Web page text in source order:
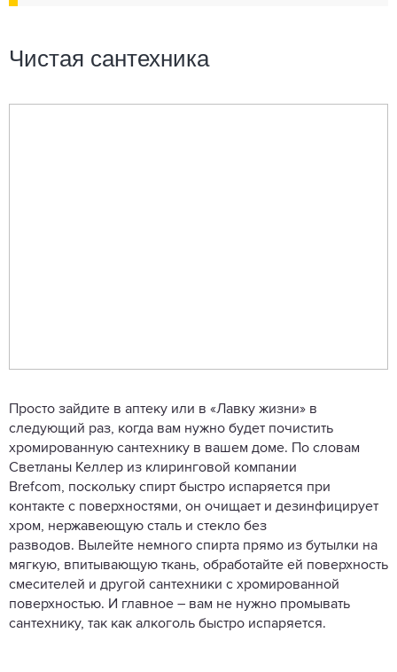
Чистая сантехника
Просто зайдите в аптеку или в «Лавку жизни» в
следующий раз, когда вам нужно будет почистить
хромированную сантехнику в вашем доме. По словам
Светланы Келлер из клиринговой компании
Brefcom, поскольку спирт быстро испаряется при
контакте с поверхностями, он очищает и дезинфицирует
хром, нержавеющую сталь и стекло без
разводов. Вылейте немного спирта прямо из бутылки на
мягкую, впитывающую ткань, обработайте ей поверхность
смесителей и другой сантехники с хромированной
поверхностью. И главное – вам не нужно промывать
сантехнику, так как алкоголь быстро испаряется.